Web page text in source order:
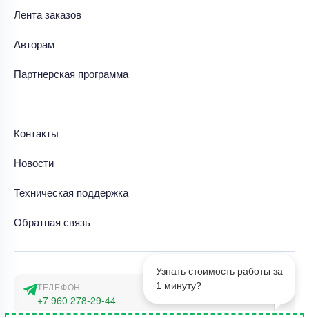
Узнать стоимость работы за
1 минуту?
Лента заказов
Авторам
Партнерская программа
Контакты
Новости
Техническая поддержка
Обратная связь
ТЕЛЕФОН
+7 960 278-29-44